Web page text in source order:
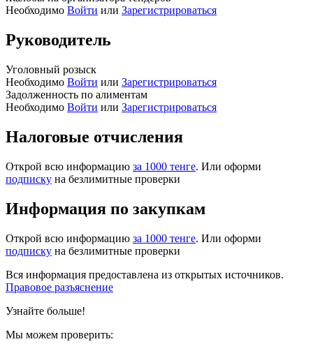
Необходимо Войти или Зарегистрироваться
Руководитель
Уголовный розыск
Необходимо Войти или Зарегистрироваться
Задолженность по алиментам
Необходимо Войти или Зарегистрироваться
Налоговые отчисления
Открой всю информацию за 1000 тенге. Или оформи
подписку на безлимитные проверки
Информация по закупкам
Открой всю информацию за 1000 тенге. Или оформи
подписку на безлимитные проверки
Вся информация предоставлена из открытых источников.
Правовое разъяснение
Узнайте больше!
Мы можем проверить: